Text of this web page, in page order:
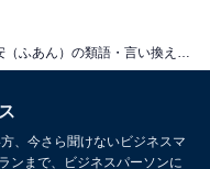
、今さら聞けないビジネスマ
ンまで、ビジネスパーソンに